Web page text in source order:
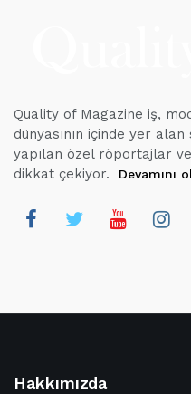
Quality of Magazine iş,
dünyasının içinde yer
yapılan özel röportajlar
dikkat çekiyor.
Devamını
Hakkımızda